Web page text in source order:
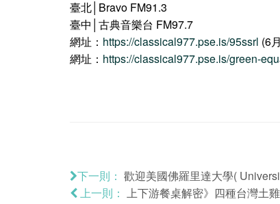
臺北│Bravo FM91.3
臺中│古典音樂台 FM97.7
網址： https://classical977.pse.is/95ssrl (6
網址： https://classical977.pse.is/green-
下一則： 歡迎美國佛羅里達大學(
上一則： 上下游餐桌解密》四種台灣土